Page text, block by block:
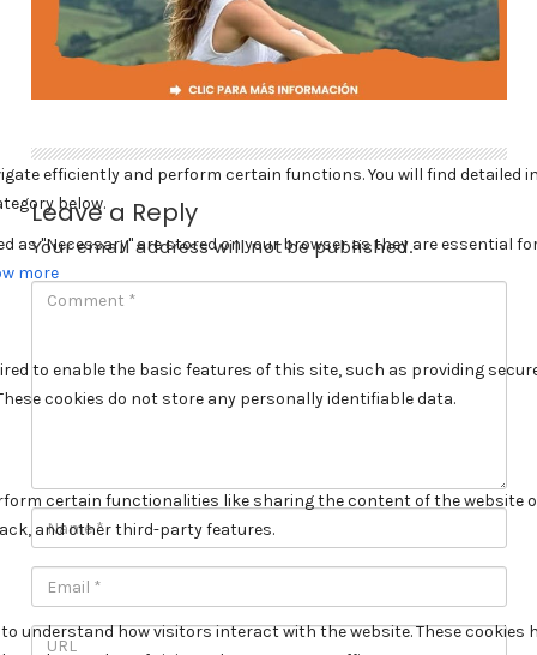
Leave a Reply
Your email address will not be published.